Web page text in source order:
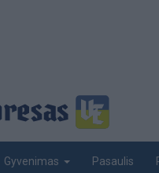
Gyvenimas Pasaulis